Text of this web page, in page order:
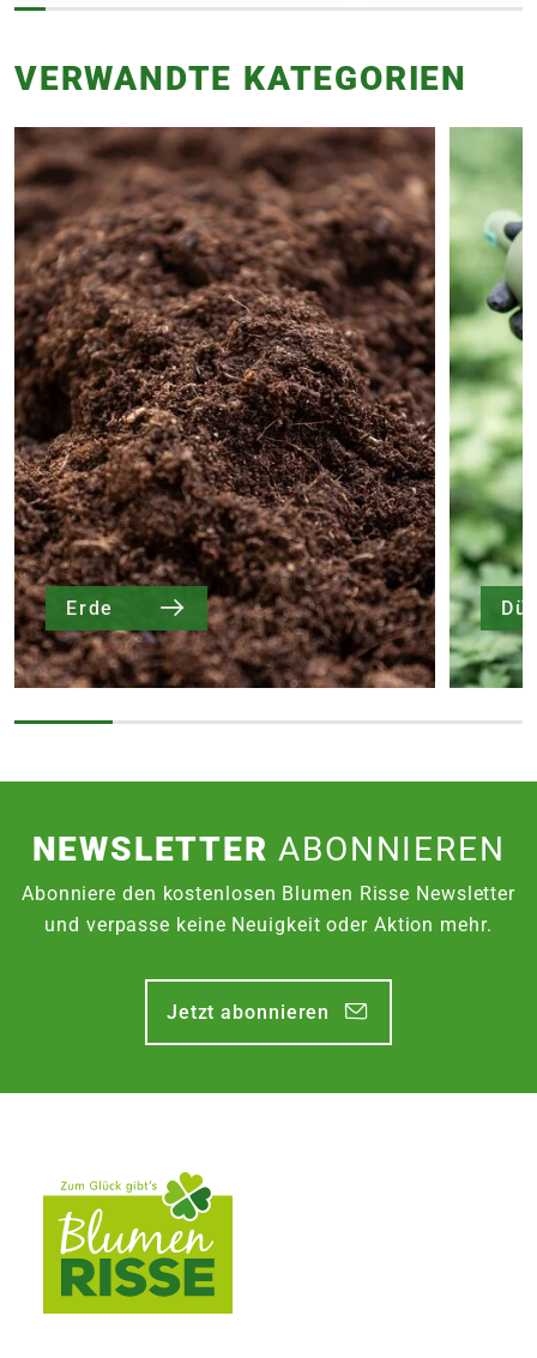
VERWANDTE KATEGORIEN
Erde
NEWSLETTERABONNIEREN
Abonniere den kostenlosen Blumen Risse Newsletter
und verpasse keine Neuigkeit oder Aktion mehr.
Jetzt abonnieren